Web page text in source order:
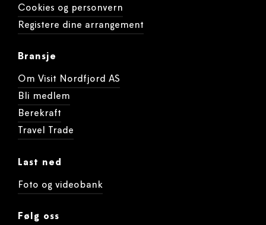
Cookies og personvern
Registere dine arrangement
Bransje
Om Visit Nordfjord AS
Bli medlem
Berekraft
Travel Trade
Last ned
Foto og videobank
Følg oss